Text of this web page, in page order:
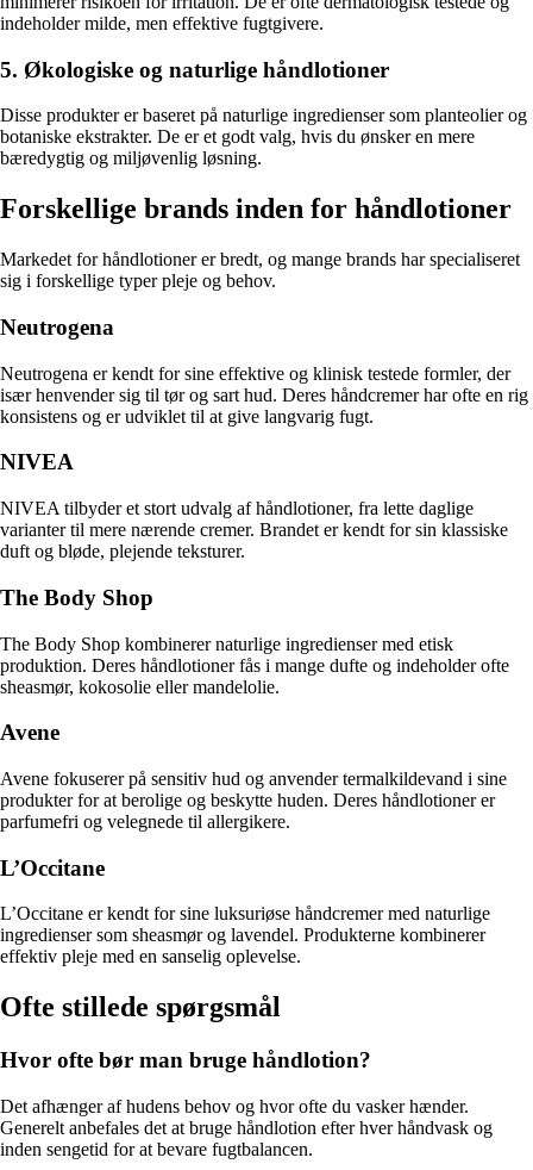
indeholder milde, men effektive fugtgivere.
5. Økologiske og naturlige håndlotioner
Disse produkter er baseret på naturlige ingredienser som planteolier og
botaniske ekstrakter. De er et godt valg, hvis du ønsker en mere
bæredygtig og miljøvenlig løsning.
Forskellige brands inden for håndlotioner
Markedet for håndlotioner er bredt, og mange brands har specialiseret
sig i forskellige typer pleje og behov.
Neutrogena
Neutrogena er kendt for sine effektive og klinisk testede formler, der
især henvender sig til tør og sart hud. Deres håndcremer har ofte en rig
konsistens og er udviklet til at give langvarig fugt.
NIVEA
NIVEA tilbyder et stort udvalg af håndlotioner, fra lette daglige
varianter til mere nærende cremer. Brandet er kendt for sin klassiske
duft og bløde, plejende teksturer.
The Body Shop
The Body Shop kombinerer naturlige ingredienser med etisk
produktion. Deres håndlotioner fås i mange dufte og indeholder ofte
sheasmør, kokosolie eller mandelolie.
Avene
Avene fokuserer på sensitiv hud og anvender termalkildevand i sine
produkter for at berolige og beskytte huden. Deres håndlotioner er
parfumefri og velegnede til allergikere.
L’Occitane
L’Occitane er kendt for sine luksuriøse håndcremer med naturlige
ingredienser som sheasmør og lavendel. Produkterne kombinerer
effektiv pleje med en sanselig oplevelse.
Ofte stillede spørgsmål
Hvor ofte bør man bruge håndlotion?
Det afhænger af hudens behov og hvor ofte du vasker hænder.
Generelt anbefales det at bruge håndlotion efter hver håndvask og
inden sengetid for at bevare fugtbalancen.